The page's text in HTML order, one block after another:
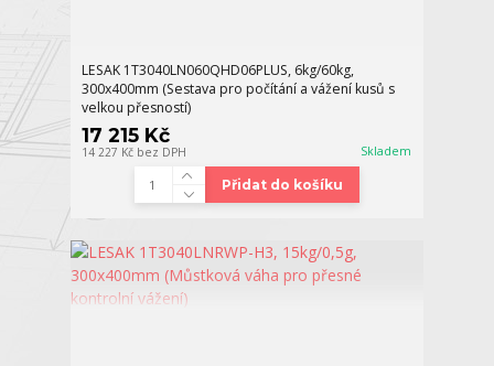
LESAK 1T3040LN060QHD06PLUS, 6kg/60kg,
300x400mm (Sestava pro počítání a vážení kusů s
velkou přesností)
17 215 Kč
14 227 Kč bez DPH Skladem
Přidat do košíku